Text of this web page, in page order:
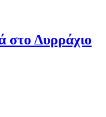
Δυρράχιο